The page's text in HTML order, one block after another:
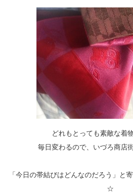
どれもとっても素敵な着
毎日変わるので、いづろ商店
「今日の帯結びはどんなのだろう」と
☆